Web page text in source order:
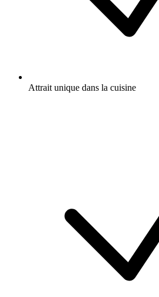
Attrait unique dans la cuisine